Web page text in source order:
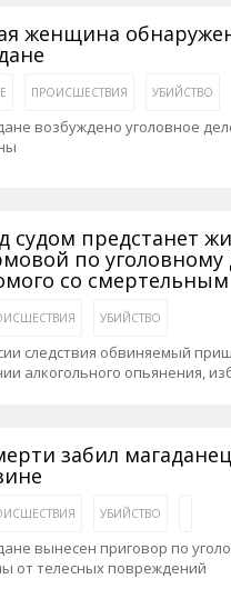
женщина
ПРОИСШЕСТВИЯ УБИЙСТВО
возбуждено уголовное
судом предстанет
по уголовному
со
УБИЙСТВО
следствия обвиняемый
алкогольного опьянения,
забил
УБИЙСТВО
вынесен приговор по
от телесных повреждений